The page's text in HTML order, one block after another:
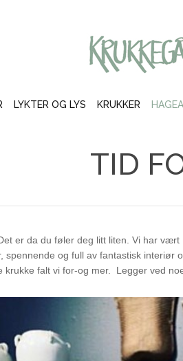
LYKTER OG LYS KRUKKER
TID
er da du føler deg litt liten. Vi har
spennende og full av fantastisk interiør
krukke falt vi for-og mer. Legger ved
ORCREATE AN
Husk meg
Glemt ditt brukernavn?